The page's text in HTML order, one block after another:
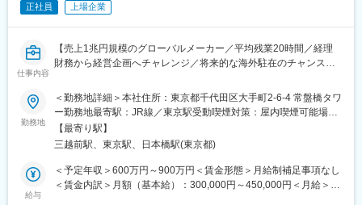
ます。
は経営企画部門責任者など、さらなるキャリアアップも目指せま
す。
■当社について：私たちは、お客様ニーズに応える「技術立社」を
目指しており、タンタルコンデンサ、回路保護素子を主力に、フ
ィルムコンデンサ等の製造販売を行っており、常にお客様のニー
ズに応える製品とサービスを提供してまいりました。自動車のEV
化に伴い製品のニーズが高まっているため市場の拡大が期待され
ます。
正社員 上場企業
仕事内容
【売上1兆円規模のグローバルメーカー／平均残業20時間／経理
財務から経営企画へチャレンジ／将来的な海外駐在のチャンスあ
■業務内容
古河AS株式会社の年度事業方針に基づき、グループ各社はそれぞ
れの事業方針を策定し、事業運営を行っています。経営企画部
（企画戦略Gr）は、必要に応じて古河ASグループ各社に対し、以
下のサポートを行います。
■業務詳細
勤務地
＜勤務地詳細＞本社住所：東京都千代田区大手町2-6-4 常盤橋タワ
ー勤務地最寄駅：JR線／東京駅受動喫煙対策：屋内喫煙可能場所
あり変更の範囲：会社の定める事業所（リモートワーク含む）
【最寄り駅】
三越前駅、東京駅、日本橋駅(東京都)
給与
＜予定年収＞600万円～900万円＜賃金形態＞月給制補足事項なし
＜賃金内訳＞月額（基本給）：300,000円～450,000円＜月給＞